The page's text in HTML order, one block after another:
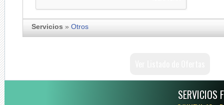
Servicios » Otros
SERVICIOS